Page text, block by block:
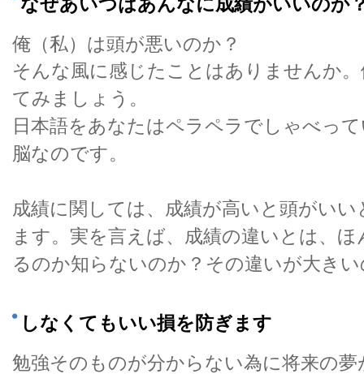
俺（私）は頭が悪いのか？
そんな風に感じたことはありませんか
てみましょう。
日本語をあなたはペラペラでしゃべっ
脳なのです。
成績に関しては、成績が高いと頭がい
ます。実を言えば、成績の違いとは、
るのか知らないのか？その違いが大き
しなくてもいい損を防ぎます
勉強そのものが分からない為に将来の